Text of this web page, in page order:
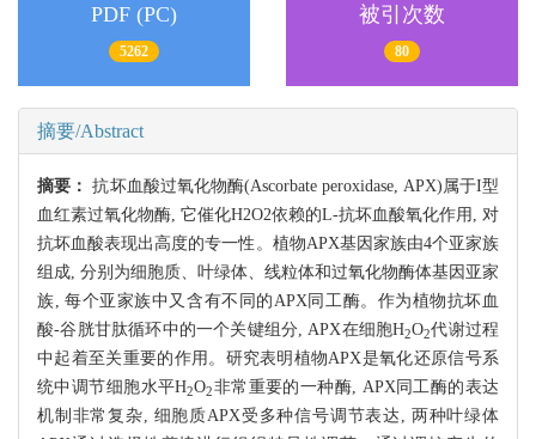
PDF (PC)
5262
被引次数
80
摘要/Abstract
摘要：抗坏血酸过氧化物酶(Ascorbate peroxidase, APX)属于I型
血红素过氧化物酶, 它催化H2O2依赖的L-抗坏血酸氧化作用, 对
抗坏血酸表现出高度的专一性。植物APX基因家族由4个亚家族
组成, 分别为细胞质、叶绿体、线粒体和过氧化物酶体基因亚家
族, 每个亚家族中又含有不同的APX同工酶。作为植物抗坏血
酸-谷胱甘肽循环中的一个关键组分, APX在细胞H2O2代谢过程
中起着至关重要的作用。研究表明植物APX是氧化还原信号系
统中调节细胞水平H2O2非常重要的一种酶, APX同工酶的表达
机制非常复杂, 细胞质APX受多种信号调节表达, 两种叶绿体